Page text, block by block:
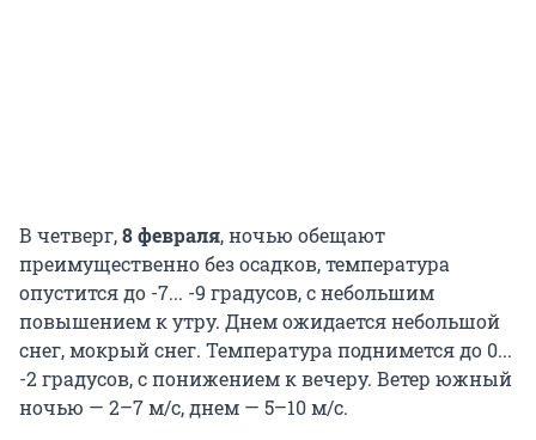
В четверг,8 февраля, ночью обещают
преимущественно без осадков, температура
опустится до -7... -9 градусов, с небольшим
повышением к утру. Днем ожидается небольшой
снег, мокрый снег. Температура поднимется до 0...
-2 градусов, с понижением к вечеру. Ветер южный
ночью — 2–7 м/с, днем — 5–10 м/с.